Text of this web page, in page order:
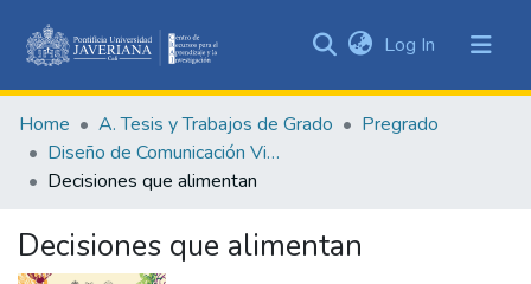
&
Collections
Statistics
Log In (current)
Home A. Tesis y Trabajos de Grado
Pregrado
Diseño de Comunicación Visual
Decisiones que alimentan
Decisiones que alimentan